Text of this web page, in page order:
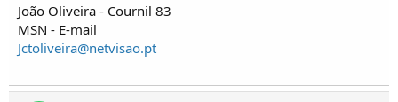
João Oliveira - Cournil 83
MSN - E-mail
Jctoliveira@netvisao.pt